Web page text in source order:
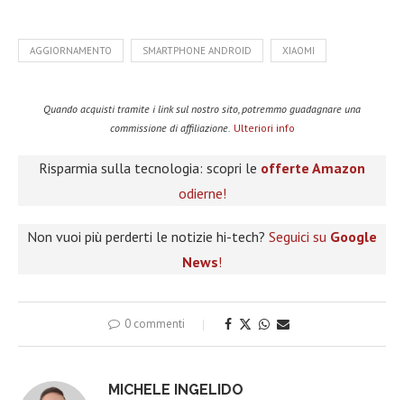
AGGIORNAMENTO SMARTPHONE ANDROID XIAOMI
Quando acquisti tramite i link sul nostro sito, potremmo guadagnare una
commissione di affiliazione. Ulteriori info
Risparmia sulla tecnologia: scopri le offerte Amazon
odierne!
Non vuoi più perderti le notizie hi-tech? Seguici su Google
News!
0 commenti
MICHELE INGELIDO